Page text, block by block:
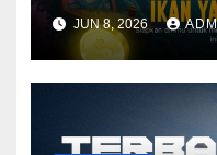
Arcade
JUN 8, 2026